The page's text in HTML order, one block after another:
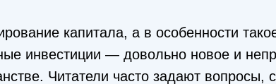
капитала, а в особенности
инвестиции — довольно новое и
Читатели часто задают